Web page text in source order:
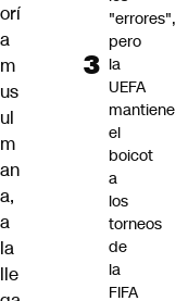
orí
a
m
us
ul
m
an
a,
a
la
lle
"errores",
pero
la
UEFA
mantiene
el
boicot
a
los
torneos
de
la
FIFA